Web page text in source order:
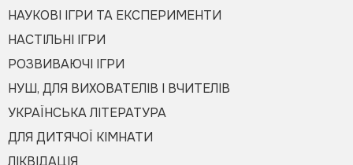
НАУКОВІ ІГРИ ТА ЕКСПЕРИМЕНТИ
НАСТІЛЬНІ ІГРИ
РОЗВИВАЮЧІ ІГРИ
НУШ, ДЛЯ ВИХОВАТЕЛІВ І ВЧИТЕЛІВ
УКРАЇНСЬКА ЛІТЕРАТУРА
ДЛЯ ДИТЯЧОЇ КІМНАТИ
ЛІКВІДАЦІЯ